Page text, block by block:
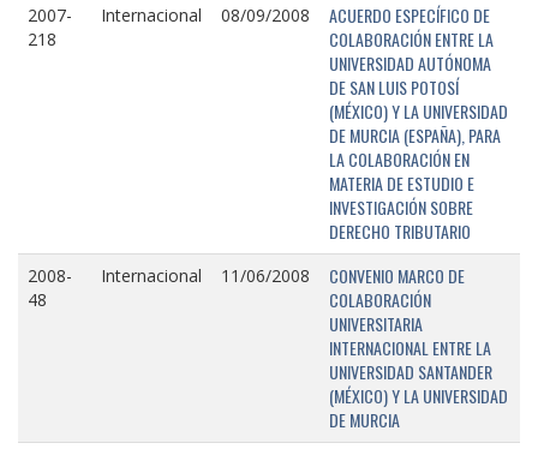
2007-
218
Internacional 08/09/2008
ACUERDO ESPECÍFICO DE
COLABORACIÓN ENTRE LA
UNIVERSIDAD AUTÓNOMA
DE SAN LUIS POTOSÍ
(MÉXICO) Y LA UNIVERSIDAD
DE MURCIA (ESPAÑA), PARA
LA COLABORACIÓN EN
MATERIA DE ESTUDIO E
INVESTIGACIÓN SOBRE
DERECHO TRIBUTARIO
2008-
48
Internacional 11/06/2008
CONVENIO MARCO DE
COLABORACIÓN
UNIVERSITARIA
INTERNACIONAL ENTRE LA
UNIVERSIDAD SANTANDER
(MÉXICO) Y LA UNIVERSIDAD
DE MURCIA